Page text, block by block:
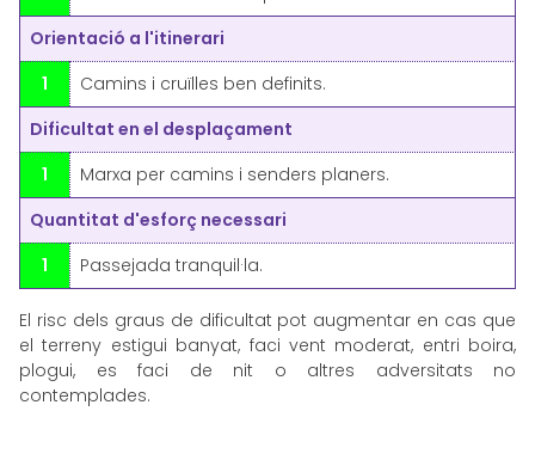
Orientació a l'itinerari
1
Camins i cruïlles ben definits.
Dificultat en el desplaçament
1
Marxa per camins i senders planers.
Quantitat d'esforç necessari
1
Passejada tranquil·la.
El risc dels graus de dificultat pot augmentar en cas que
el terreny estigui banyat, faci vent moderat, entri boira,
plogui, es faci de nit o altres adversitats no
contemplades.